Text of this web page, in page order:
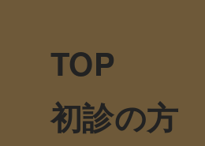
TOP
初診の方